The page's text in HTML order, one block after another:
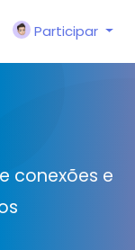
Participar
conexões e